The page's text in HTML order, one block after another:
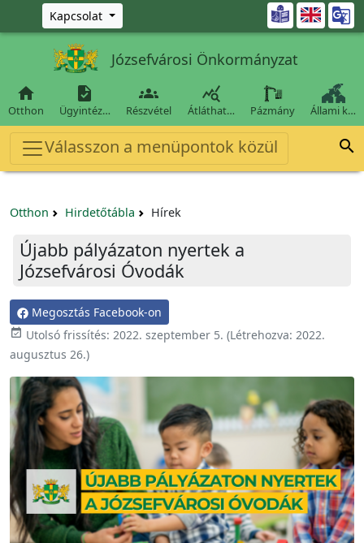
Ugrás a fő tartalomra
Kapcsolat 
Józsefvárosi Önkormányzat

Otthon

Ügyintéz…

Részvétel

Átláthat… Pázmány Állami k…
Válasszon a menüpontok közül 
Otthon Hirdetőtábla Hírek
Újabb pályázaton nyertek a
Józsefvárosi Óvodák
Megosztás Facebook-on
 Utolsó frissítés: 2022. szeptember 5. (Létrehozva: 2022.
augusztus 26.)